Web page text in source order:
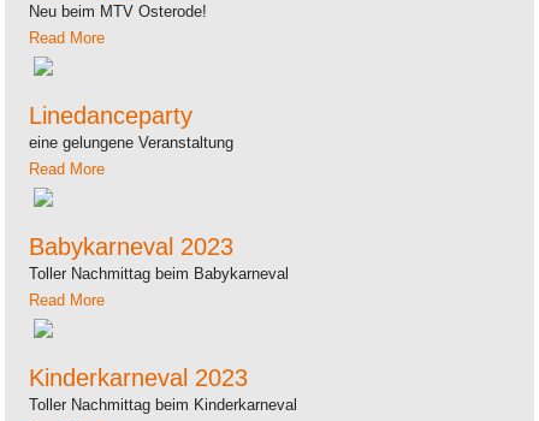
Neu beim MTV Osterode!
Read More
Linedanceparty
eine gelungene Veranstaltung
Read More
Babykarneval 2023
Toller Nachmittag beim Babykarneval
Read More
Kinderkarneval 2023
Toller Nachmittag beim Kinderkarneval